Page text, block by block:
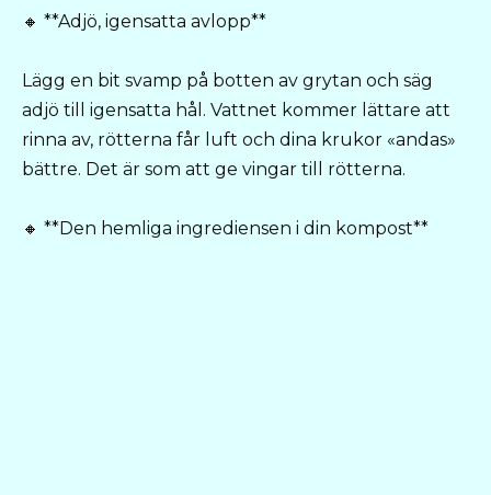
🔸 **Adjö, igensatta avlopp**
Lägg en bit svamp på botten av grytan och säg
adjö till igensatta hål. Vattnet kommer lättare att
rinna av, rötterna får luft och dina krukor «andas»
bättre. Det är som att ge vingar till rötterna.
🔸 **Den hemliga ingrediensen i din kompost**